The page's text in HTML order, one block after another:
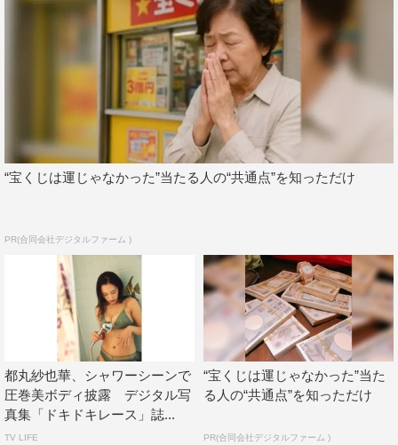
“宝くじは運じゃなかった”当たる人の“共通点”を知っただけ
PR(合同会社デジタルファーム )
都丸紗也華、シャワーシーンで
圧巻美ボディ披露 デジタル写
真集「ドキドキレース」誌...
TV LIFE
“宝くじは運じゃなかった”当た
る人の“共通点”を知っただけ
PR(合同会社デジタルファーム )